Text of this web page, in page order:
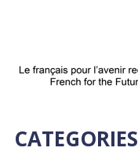
CATEGORIES